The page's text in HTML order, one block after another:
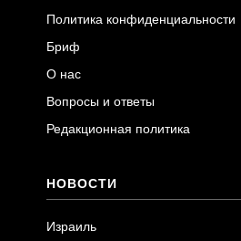
Политика конфиденциальности
Бриф
О нас
Вопросы и ответы
Редакционная политика
НОВОСТИ
Израиль